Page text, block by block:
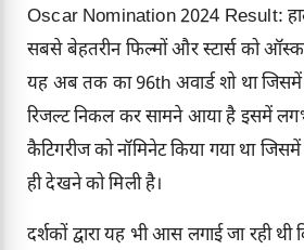
Oscar Nomination 2024 Result:
सबसे बेहतरीन फिल्मों और स्टार्स को
यह अब तक का 96th अवार्ड शो था जिसमें
रिजल्ट निकल कर सामने आया है इसमें
कैटिगरीज को नॉमिनेट किया गया था
ही देखने को मिली है।
दर्शकों द्वारा यह भी आस लगाई जा रही